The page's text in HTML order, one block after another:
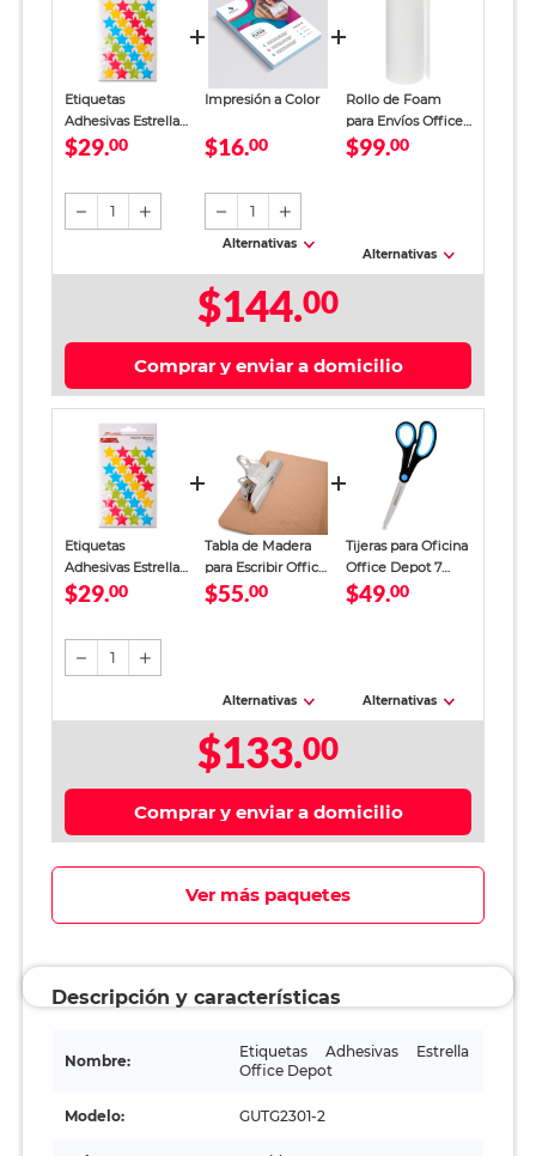
Etiquetas
Adhesivas Estrella
Office Depot
$29.00
1
Impresión a Color
$16.00
1
Alternativas
Rollo de Foam
para Envíos Office
Depot Blanco 10 m
$99.00
Alternativas
$144.00
Comprar y enviar a domicilio
Etiquetas
Adhesivas Estrella
Office Depot
$29.00
1
Tabla de Madera
para Escribir Office
Depot
$55.00
Alternativas
Tijeras para Oficina
Office Depot 7
pulgadas Negro
$49.00
Alternativas
$133.00
Comprar y enviar a domicilio
Ver más paquetes
Descripción y características
Nombre:
Etiquetas Adhesivas Estrella
Office Depot
Modelo: GUTG2301-2